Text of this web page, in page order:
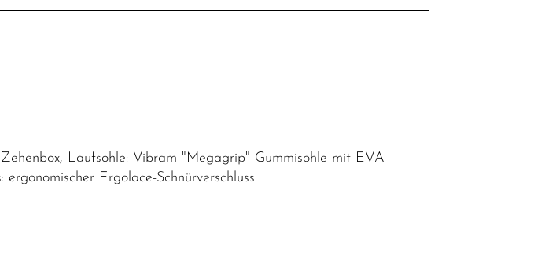
Laufsohle: Vibram "Megagrip" Gummisohle mit EVA-
Ergolace-Schnürverschluss